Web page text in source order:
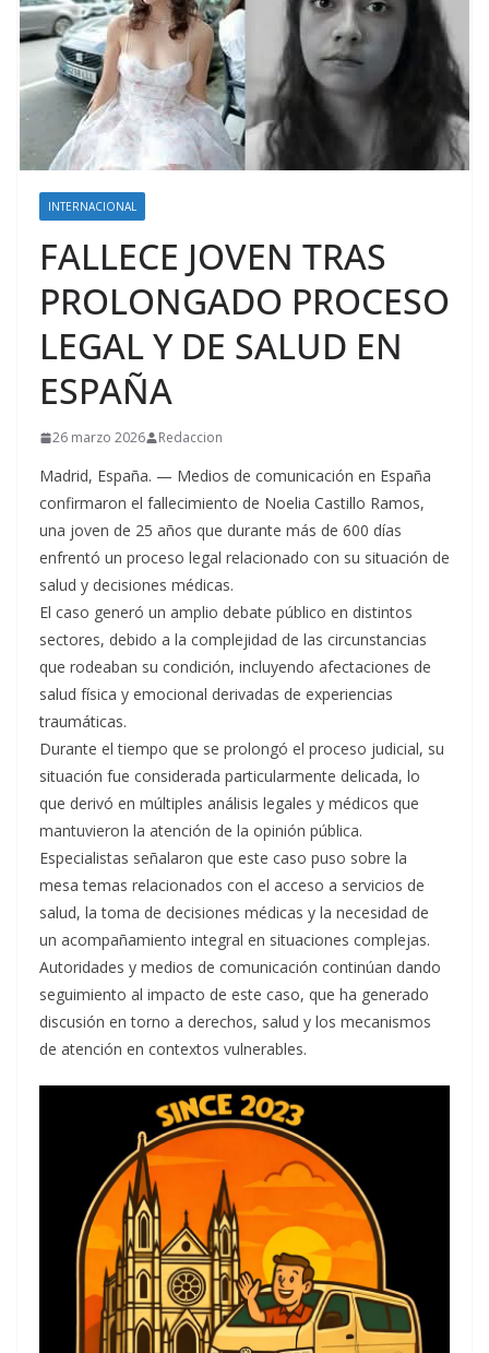
INTERNACIONAL
FALLECE JOVEN TRAS
PROLONGADO PROCESO
LEGAL Y DE SALUD EN
ESPAÑA
26 marzo 2026 Redaccion
Madrid, España. — Medios de comunicación en España
confirmaron el fallecimiento de Noelia Castillo Ramos,
una joven de 25 años que durante más de 600 días
enfrentó un proceso legal relacionado con su situación de
salud y decisiones médicas.
El caso generó un amplio debate público en distintos
sectores, debido a la complejidad de las circunstancias
que rodeaban su condición, incluyendo afectaciones de
salud física y emocional derivadas de experiencias
traumáticas.
Durante el tiempo que se prolongó el proceso judicial, su
situación fue considerada particularmente delicada, lo
que derivó en múltiples análisis legales y médicos que
mantuvieron la atención de la opinión pública.
Especialistas señalaron que este caso puso sobre la
mesa temas relacionados con el acceso a servicios de
salud, la toma de decisiones médicas y la necesidad de
un acompañamiento integral en situaciones complejas.
Autoridades y medios de comunicación continúan dando
seguimiento al impacto de este caso, que ha generado
discusión en torno a derechos, salud y los mecanismos
de atención en contextos vulnerables.